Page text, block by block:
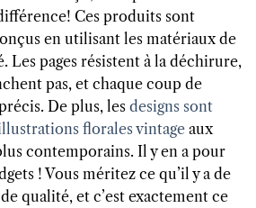
Ces produits sont
en utilisant les matériaux de
Les pages résistent à la déchirure,
pas, et chaque coup de
De plus, les designs sont
florales vintageaux
contemporains. Il y en a pour
! Vous méritez ce qu’il y a de
qualité, et c’est exactement ce